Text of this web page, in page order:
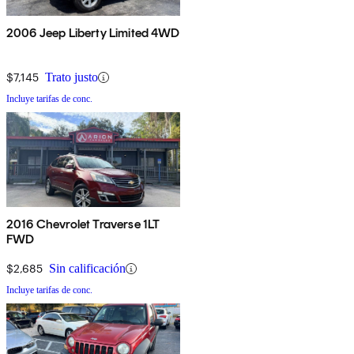
2006 Jeep Liberty Limited 4WD
$7,145 Trato justo
Incluye tarifas de conc.
2016 Chevrolet Traverse 1LT
FWD
$2,685 Sin calificación
Incluye tarifas de conc.